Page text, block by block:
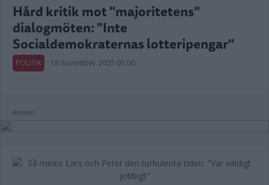
Hård kritik mot "majoritetens"
dialogmöten: "Inte
Socialdemokraternas lotteripengar"
POLITIK 18 november 2025 05.00
Annons: